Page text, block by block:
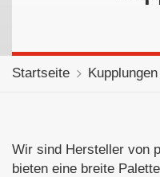
Startseite Kupplungen
Wir sind Hersteller von
bieten eine breite